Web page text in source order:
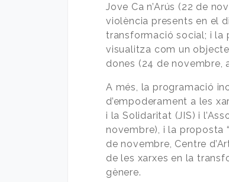
Jove Ca n’Arús (22 de
violència presents en el
transformació social; i la
visualitza com un
dones (24 de novembre,
A més, la programació
d’empoderament a les
i la Solidaritat (JIS) i
novembre), i la proposta
de novembre, Centre
de les xarxes en la
gènere.